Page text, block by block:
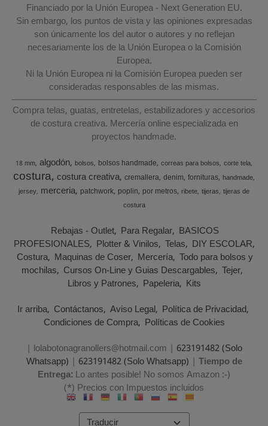
Financiado por la Unión Europea - Next Generation EU.
Sin embargo, los puntos de vista y las opiniones expresadas
son únicamente los del autor o autores y no reflejan
necesariamente los de la Unión Europea o la Comisión
Europea.
Ni la Unión Europea ni la Comisión Europea pueden ser
consideradas responsables de las mismas.
Compra telas, guatas, entretelas, estabilizadores y accesorios
de costura creativa. Mercería online especializada en
proyectos handmade.
18 mm algodón bolsos bolsos handmade correas para bolsos corte tela
costura costura creativa cremallera denim fornituras handmade
jersey merceria patchwork poplin por metros ribete tijeras tijeras de
costura
Rebajas - Outlet Para Regalar BASICOS
PROFESIONALES Plotter & Vinilos Telas DIY ESCOLAR
Costura Maquinas de Coser Mercería Todo para bolsos y
mochilas Cursos On-Line y Guias Descargables Tejer
Libros y Patrones Papeleria Kits
Ir arriba Contáctanos Aviso Legal Política de Privacidad
Condiciones de Compra Políticas de Cookies
| lolabotonagranollers@hotmail.com | 623191482 (Solo
Whatsapp) | 623191482 (Solo Whatsapp) | Tiempo de
Entrega:Lo antes posible! No somos Amazon :-)
(*) Precios con Impuestos incluidos